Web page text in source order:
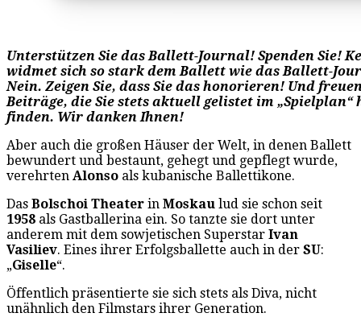
Unterstützen Sie das Ballett-Journal! Spenden Sie!
widmet sich so stark dem Ballett wie das Ballett-
Nein. Zeigen Sie, dass Sie das honorieren! Und
Beiträge, die Sie stets aktuell gelistet im
finden. Wir danken Ihnen!
Aber auch die großen Häuser der Welt, in denen Ballett
bewundert und bestaunt, gehegt und gepflegt wurde,
verehrten Alonso als kubanische Ballettikone.
Das Bolschoi Theater in Moskau lud sie schon seit
1958 als Gastballerina ein. So tanzte sie dort unter
anderem mit dem sowjetischen Superstar Ivan
Vasiliev. Eines ihrer Erfolgsballette auch in der SU:
„Giselle“.
Öffentlich präsentierte sie sich stets als Diva, nicht
unähnlich den Filmstars ihrer Generation.